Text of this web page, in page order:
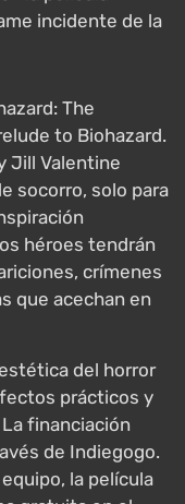
incidente de la
The
to Biohazard.
Jill Valentine
socorro, solo para
héroes tendrán
crímenes
que acechan en
del horror
prácticos y
financiación
de Indiegogo.
la película